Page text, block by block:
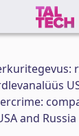
and Russia